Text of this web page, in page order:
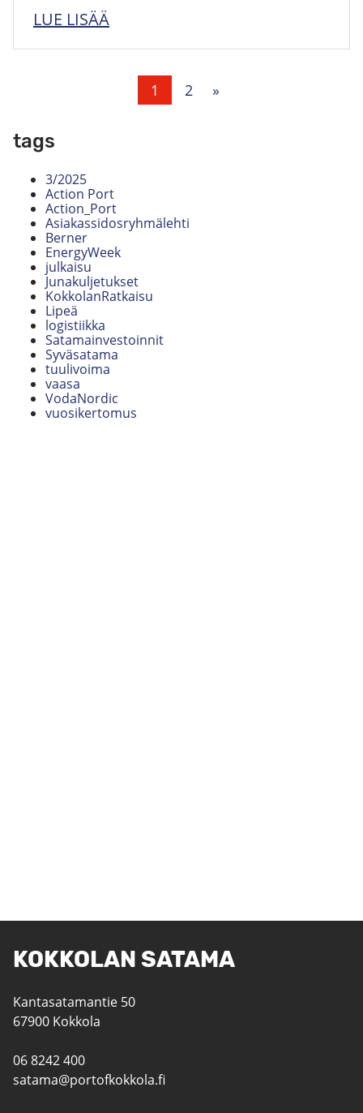
LUE LISÄÄ
1 2 »
tags
3/2025
Action Port
Action_Port
Asiakassidosryhmälehti
Berner
EnergyWeek
julkaisu
Junakuljetukset
KokkolanRatkaisu
Lipeä
logistiikka
Satamainvestoinnit
Syväsatama
tuulivoima
vaasa
VodaNordic
vuosikertomus
KOKKOLAN SATAMA
Kantasatamantie 50
67900 Kokkola
06 8242 400
satama@portofkokkola.fi